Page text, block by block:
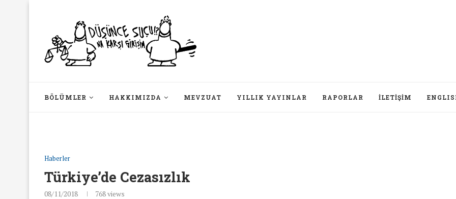
BÖLÜMLER HAKKIMIZDA MEVZUAT YILLIK YAYINLAR RAPORLAR İLETIŞIM
Haberler
Türkiye’de Cezasızlık
08/11/2018 768views